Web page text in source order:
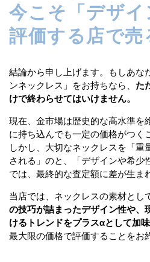
今こそ「デザ
評価する店で売
結論から申し上げます。もしあな
ンネックレス」をお持ちなら、 た
けで終わらせてはいけません。
現在、金市場は歴史的な高水準を
に持ち込んでも一定の価格がつく
しかし、大切なネックレスを「重
される」のと、「デザインや希少
では、最終的な査定額に差が生ま
当店では、ネックレスの素材とし
の技巧が詰まったデザイン性や、
けるトレンドをプラスαとして加味
最大限の価格で評価することをお